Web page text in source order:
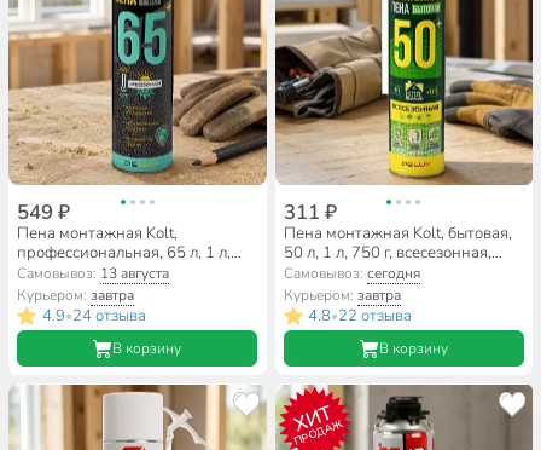
549 ₽
Пена монтажная Kolt,
профессиональная, 65 л, 1 л,
всесезонная,
K95U65+/K90U65+
Самовывоз: 13 августа
Курьером:завтра
4.9•24 отзыва
В корзину
311 ₽
Пена монтажная Kolt, бытовая,
50 л, 1 л, 750 г, всесезонная,
K75U50H
Самовывоз: сегодня
Курьером: завтра
4.8•22 отзыва
В корзину
ХИТ
ПРОДАЖ